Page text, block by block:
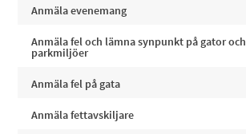
Anmäla evenemang
Anmäla fel och lämna synpunkt på gator och
parkmiljöer
Anmäla fel på gata
Anmäla fettavskiljare